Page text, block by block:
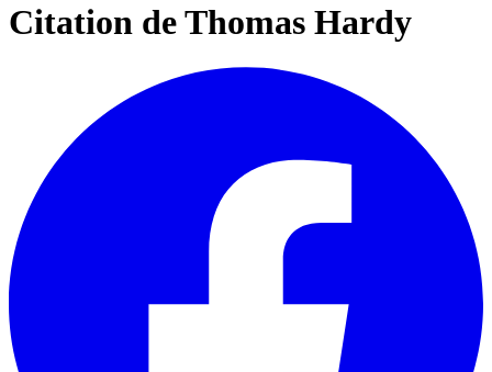
Citation de Thomas Hardy